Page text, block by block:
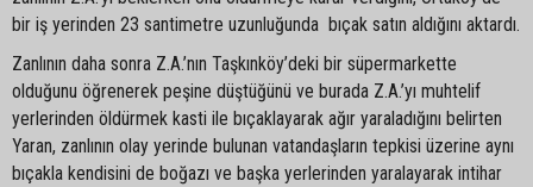
bir iş yerinden 23 santimetre uzunluğunda bıçak satın aldığını aktardı.
Zanlının daha sonra Z.A.’nın Taşkınköy’deki bir süpermarkette
olduğunu öğrenerek peşine düştüğünü ve burada Z.A.’yı muhtelif
yerlerinden öldürmek kasti ile bıçaklayarak ağır yaraladığını belirten
Yaran, zanlının olay yerinde bulunan vatandaşların tepkisi üzerine aynı
bıçakla kendisini de boğazı ve başka yerlerinden yaralayarak intihar